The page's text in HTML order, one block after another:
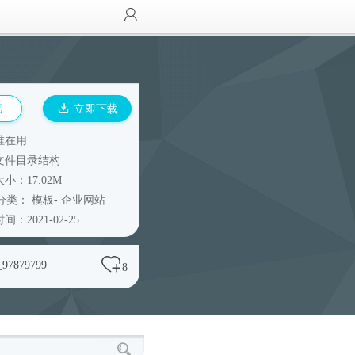
立即下载
在用
件目录结构
小：17.02M
类： 模板- 企业网站
间：2021-02-25
8